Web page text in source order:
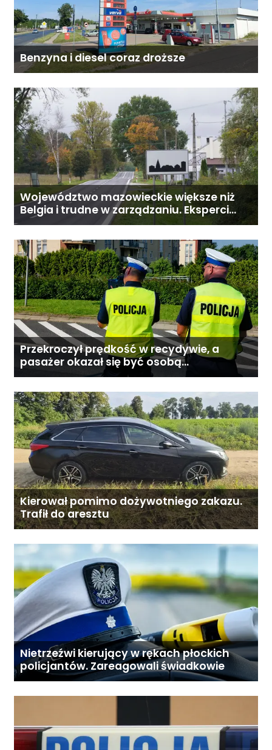
Benzyna i diesel coraz droższe
Województwo mazowieckie większe niż
Belgia i trudne w zarządzaniu. Eksperci
proponują podział centralnej Polski
Przekroczył prędkość w recydywie, a
pasażer okazał się być osobą
poszukiwaną
Kierował pomimo dożywotniego zakazu.
Trafił do aresztu
Nietrzeźwi kierujący w rękach płockich
policjantów. Zareagowali świadkowie